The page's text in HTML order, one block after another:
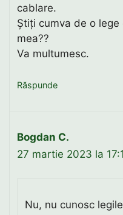
cablare.
Știți cumva de o
mea??
Va multumesc.
Răspunde
Bogdan C.
27 martie 2023 la
Nu, nu cunosc